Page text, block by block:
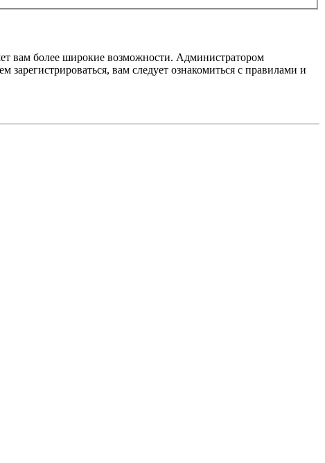
вам более широкие возможности. Администратором
вам следует ознакомиться с правилами и